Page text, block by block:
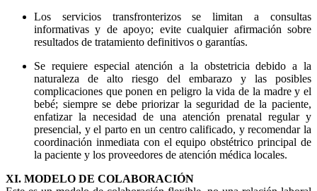
Los servicios transfronterizos se limitan a consultas
informativas y de apoyo; evite cualquier afirmación sobre
resultados de tratamiento definitivos o garantías.
Se requiere especial atención a la obstetricia debido a la
naturaleza de alto riesgo del embarazo y las posibles
complicaciones que ponen en peligro la vida de la madre y el
bebé; siempre se debe priorizar la seguridad de la paciente,
enfatizar la necesidad de una atención prenatal regular y
presencial, y el parto en un centro calificado, y recomendar la
coordinación inmediata con el equipo obstétrico principal de
la paciente y los proveedores de atención médica locales.
XI. MODELO DE COLABORACIÓN